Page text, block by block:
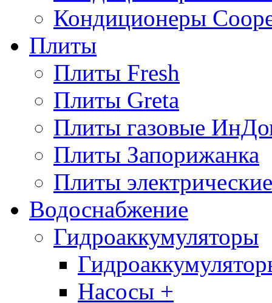
Кондиционеры
Плиты
Плиты Fresh
Плиты Greta
Плиты газовые
Плиты Запорижанка
Плиты
Водоснабжение
Гидроаккумуляторы
Насосы +